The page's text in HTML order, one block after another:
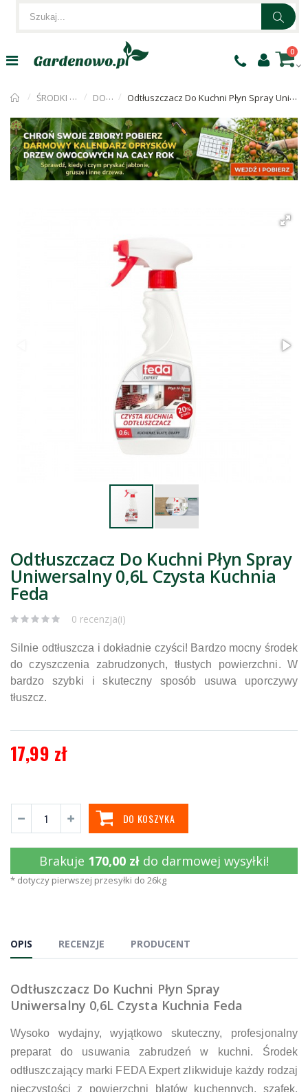
0
ŚRODKI CZYSZCZĄCE DO KUCHNI Odtłuszczacz Do Kuchni Płyn Spray Uniwersalny 0,6L Czysta Kuchnia Feda
Odtłuszczacz Do Kuchni Płyn Spray
Uniwersalny 0,6L Czysta Kuchnia
Feda
0 recenzja(i)
Silnie odtłuszcza i dokładnie czyści! Bardzo mocny środek
do czyszczenia zabrudzonych, tłustych powierzchni. W
bardzo szybki i skuteczny sposób usuwa uporczywy
tłuszcz.
17,99 zł
DO KOSZYKA
Brakuje 170,00 zł do darmowej wysyłki!
* dotyczy pierwszej przesyłki do 26kg
OPIS RECENZJE PRODUCENT
Odtłuszczacz Do Kuchni Płyn Spray
Uniwersalny 0,6L Czysta Kuchnia Feda
Wysoko wydajny, wyjątkowo skuteczny, profesjonalny
preparat do usuwania zabrudzeń w kuchni. Środek
odtłuszczający marki FEDA Expert zlikwiduje każdy rodzaj
nieczystości z powierzchni blatów kuchennych, szafek,